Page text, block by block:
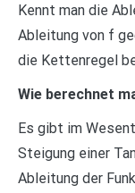
Kennt man die
Ableitung von f
die Kettenregel
Wie berechnet
Es gibt im
Steigung einer
Ableitung der